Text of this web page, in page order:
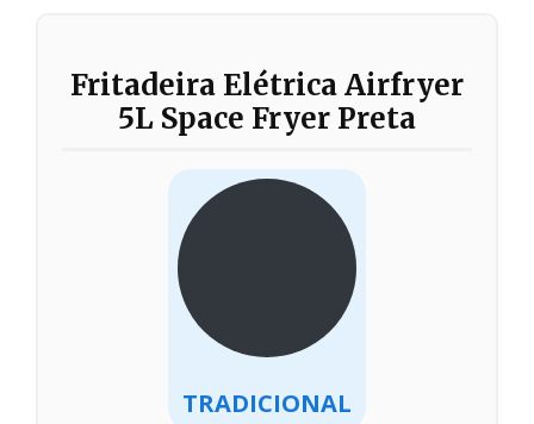
Fritadeira Elétrica Airfryer
5L Space Fryer Preta
TRADICIONAL